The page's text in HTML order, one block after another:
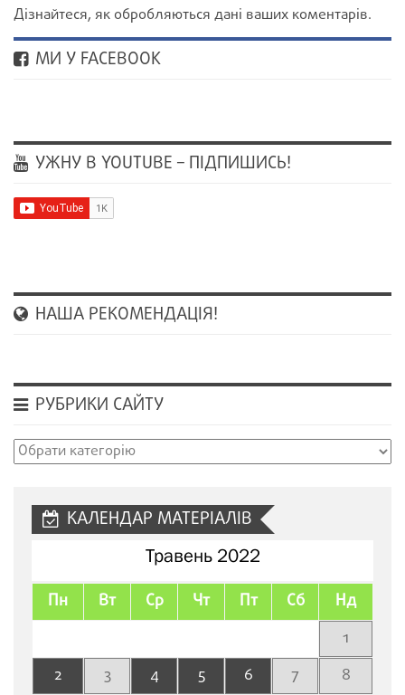
Дізнайтеся, як обробляються дані ваших коментарів.
МИ У FACEBOOK
УЖНУ В YOUTUBE – ПІДПИШИСЬ!
НАША РЕКОМЕНДАЦІЯ!
РУБРИКИ САЙТУ
Рубрики
КАЛЕНДАР МАТЕРІАЛІВ
Травень 2022
Пн Вт Ср Чт Пт Сб Нд
1
2
3 4 5 6 7
8